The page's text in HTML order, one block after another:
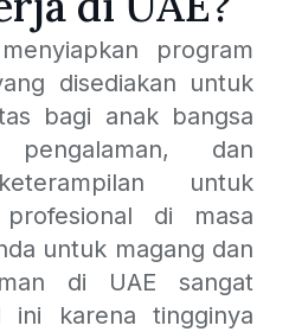
program
disediakan untuk
bagi anak bangsa
dan
untuk
di masa
untuk magang dan
di UAE sangat
karena tingginya